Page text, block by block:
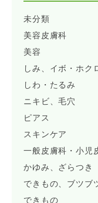
未分類
美容皮膚科
美容
しみ、イボ・ホク
しわ・たるみ
ニキビ、毛穴
ピアス
スキンケア
一般皮膚科・小児
かゆみ、ざらつき
できもの、ブツブ
できもの